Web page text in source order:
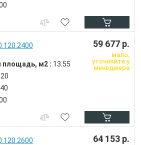
площадь, м2 : 13.55
59 677 р.
мало,
уточняйте у
менеджера
64 153 р.